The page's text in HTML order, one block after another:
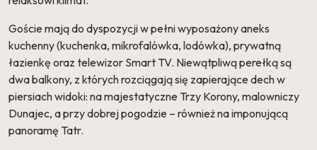
Goście mają do dyspozycji w pełni wyposażony aneks
kuchenny (kuchenka, mikrofalówka, lodówka), prywatną
łazienkę oraz telewizor Smart TV. Niewątpliwą perełką są
dwa balkony, z których rozciągają się zapierające dech w
piersiach widoki: na majestatyczne Trzy Korony, malowniczy
Dunajec, a przy dobrej pogodzie – również na imponującą
panoramę Tatr.